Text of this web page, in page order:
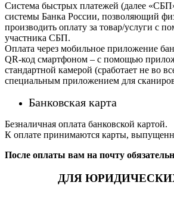
Система быстрых платежей (далее
системы Банка России, позволяющий
производить оплату за товар/услуги с
участника СБП.
Оплата через мобильное приложение
QR-код смартфоном – с помощью
стандартной камерой (сработает не во
специальным приложением для
Банковская карта
Безналичная оплата банковской картой.
К оплате принимаются карты,
После оплаты вам на почту
ДЛЯ